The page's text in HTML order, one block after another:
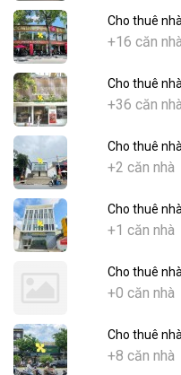
Cho thuê
+16 căn
Cho thuê
+36 căn
Cho thuê
+2 căn nhà
Cho thuê
+1 căn nhà
Cho thuê
+0 căn nhà
Cho thuê
+8 căn nhà